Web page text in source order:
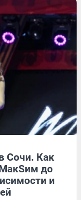
Сочи. Как
до
и